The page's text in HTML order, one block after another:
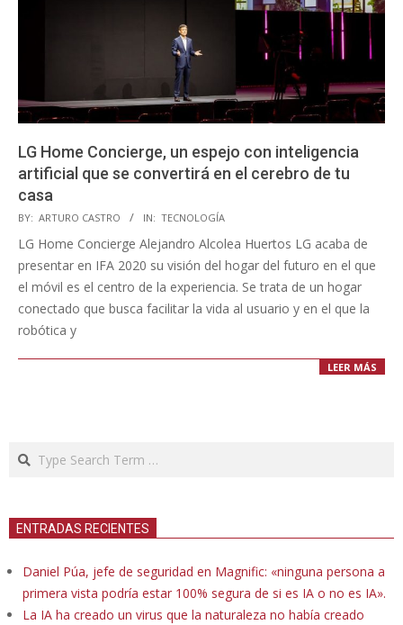
LG Home Concierge, un espejo con inteligencia
artificial que se convertirá en el cerebro de tu
casa
2020-
09-
BY: ARTURO CASTRO IN: TECNOLOGÍA
LG Home Concierge Alejandro Alcolea Huertos LG acaba de
presentar en IFA 2020 su visión del hogar del futuro en el que
el móvil es el centro de la experiencia. Se trata de un hogar
conectado que busca facilitar la vida al usuario y en el que la
robótica y
LEER MÁS
Search
ENTRADAS RECIENTES
Daniel Púa, jefe de seguridad en Magnific: «ninguna persona a
primera vista podría estar 100% segura de si es IA o no es IA».
La IA ha creado un virus que la naturaleza no había creado